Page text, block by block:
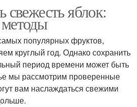
свежесть яблок:
популярных фруктов,
круглый год. Однако сохранить
период времени может быть
мы рассмотрим проверенные
вам наслаждаться свежими